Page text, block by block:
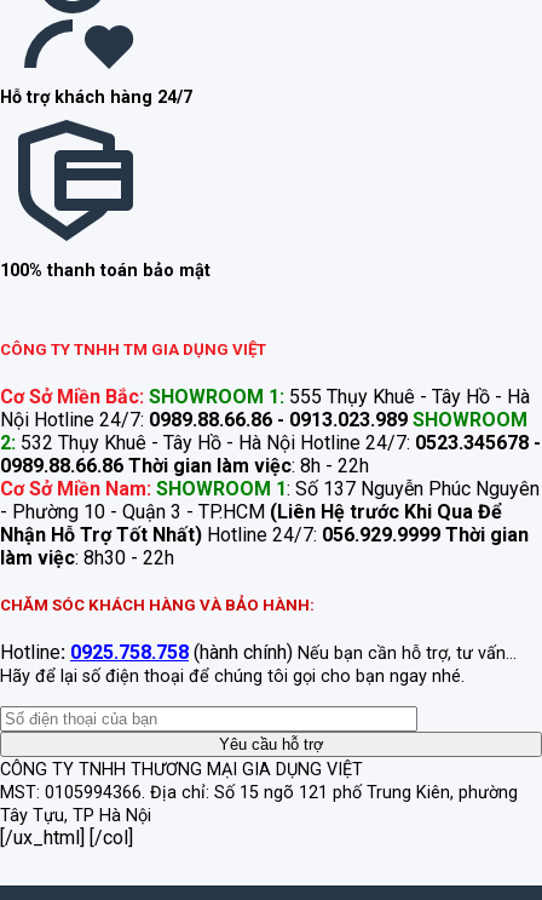
Hỗ trợ khách hàng 24/7
100% thanh toán bảo mật
CÔNG TY TNHH TM GIA DỤNG VIỆT
Cơ Sở Miền Bắc: SHOWROOM 1: 555 Thụy Khuê - Tây Hồ - Hà
Nội Hotline 24/7: 0989.88.66.86 - 0913.023.989 SHOWROOM
2: 532 Thụy Khuê - Tây Hồ - Hà Nội Hotline 24/7: 0523.345678 -
0989.88.66.86 Thời gian làm việc: 8h - 22h
Cơ Sở Miền Nam: SHOWROOM 1: Số 137 Nguyễn Phúc Nguyên
- Phường 10 - Quận 3 - TP.HCM (Liên Hệ trước Khi Qua Để
Nhận Hỗ Trợ Tốt Nhất) Hotline 24/7: 056.929.9999 Thời gian
làm việc: 8h30 - 22h
CHĂM SÓC KHÁCH HÀNG VÀ BẢO HÀNH:
Hotline: 0925.758.758 (hành chính) Nếu bạn cần hỗ trợ, tư vấn...
Hãy để lại số điện thoại để chúng tôi gọi cho bạn ngay nhé.
CÔNG TY TNHH THƯƠNG MẠI GIA DỤNG VIỆT
MST: 0105994366. Địa chỉ: Số 15 ngõ 121 phố Trung Kiên, phường
Tây Tựu, TP Hà Nội
[/ux_html] [/col]